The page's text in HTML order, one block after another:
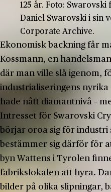
125 år. Foto:
Daniel Swarovski i sin
Corporate Archive.
Ekonomisk backning får
Kossmann, en
där man ville slå igenom,
industrialiseringens nyrika
hade nått diamantnivå –
Intresset för Swarovski
börjar oroa sig för industri
bestämmer sig därför för
byn Wattens i Tyrolen
fabrikslokalen att hyra.
bilder på olika slipningar,